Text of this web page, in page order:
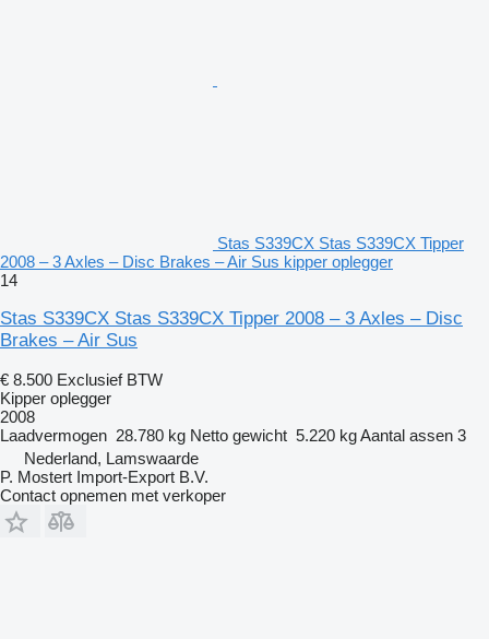
Stas S339CX Stas S339CX Tipper
2008 – 3 Axles – Disc Brakes – Air Sus kipper oplegger
14
Stas S339CX Stas S339CX Tipper 2008 – 3 Axles – Disc
Brakes – Air Sus
€ 8.500 Exclusief BTW
Kipper oplegger
2008
Laadvermogen 28.780 kg Netto gewicht 5.220 kgAantal assen 3
Nederland, Lamswaarde
P. Mostert Import-Export B.V.
Contact opnemen met verkoper